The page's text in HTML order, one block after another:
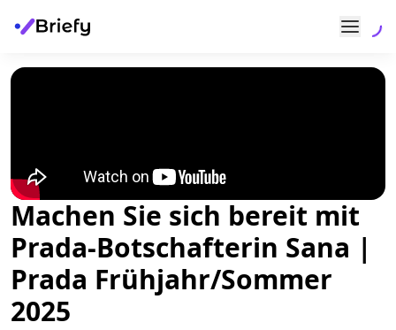
Machen Sie sich bereit mit
Prada-Botschafterin Sana |
Prada Frühjahr/Sommer
2025